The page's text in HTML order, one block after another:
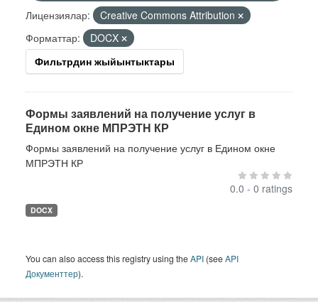
Лицензиялар:
Creative Commons Attribution
Форматтар:
DOCX
Фильтрдин жыйынтыктары
Формы заявлений на получение услуг в
Едином окне МПРЭТН КР
Формы заявлений на получение услуг в Едином окне
МПРЭТН КР
0.0 - 0 ratings
DOCX
You can also access this registry using theAPI (seeAPI
Документтер).